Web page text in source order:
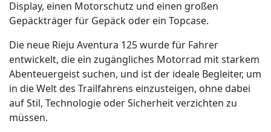
Display, einen Motorschutz und einen großen
Gepäckträger für Gepäck oder ein Topcase.
Die neue Rieju Aventura 125 wurde für Fahrer
entwickelt, die ein zugängliches Motorrad mit starkem
Abenteuergeist suchen, und ist der ideale Begleiter, um
in die Welt des Trailfahrens einzusteigen, ohne dabei
auf Stil, Technologie oder Sicherheit verzichten zu
müssen.